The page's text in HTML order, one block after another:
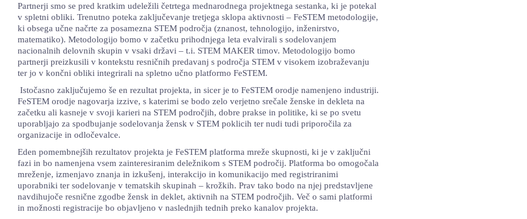
Partnerji smo se pred kratkim udeležili četrtega mednarodnega projektnega sestanka, ki je potekal
v spletni obliki. Trenutno poteka zaključevanje tretjega sklopa aktivnosti – FeSTEM metodologije,
ki obsega učne načrte za posamezna STEM področja (znanost, tehnologijo, inženirstvo,
matematiko). Metodologijo bomo v začetku prihodnjega leta evalvirali s sodelovanjem
nacionalnih delovnih skupin v vsaki državi – t.i. STEM MAKER timov. Metodologijo bomo
partnerji preizkusili v kontekstu resničnih predavanj s področja STEM v visokem izobraževanju
ter jo v končni obliki integrirali na spletno učno platformo FeSTEM.
Istočasno zaključujemo še en rezultat projekta, in sicer je to FeSTEM orodje namenjeno industriji.
FeSTEM orodje nagovarja izzive, s katerimi se bodo zelo verjetno srečale ženske in dekleta na
začetku ali kasneje v svoji karieri na STEM področjih, dobre prakse in politike, ki se po svetu
uporabljajo za spodbujanje sodelovanja žensk v STEM poklicih ter nudi tudi priporočila za
organizacije in odločevalce.
Eden pomembnejših rezultatov projekta je FeSTEM platforma mreže skupnosti, ki je v zaključni
fazi in bo namenjena vsem zainteresiranim deležnikom s STEM področij. Platforma bo omogočala
mreženje, izmenjavo znanja in izkušenj, interakcijo in komunikacijo med registriranimi
uporabniki ter sodelovanje v tematskih skupinah – krožkih. Prav tako bodo na njej predstavljene
navdihujoče resnične zgodbe žensk in deklet, aktivnih na STEM področjih. Več o sami platformi
in možnosti registracije bo objavljeno v naslednjih tednih preko kanalov projekta.